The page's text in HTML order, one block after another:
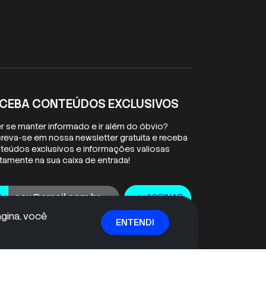
CONTEÚDOS EXCLUSIVOS
se manter informado e ir além do óbvio?
se em nossa newsletter gratuita e receba
exclusivos e informações valiosas
na sua caixa de entrada!
check ASSINAR
você
ENTENDI